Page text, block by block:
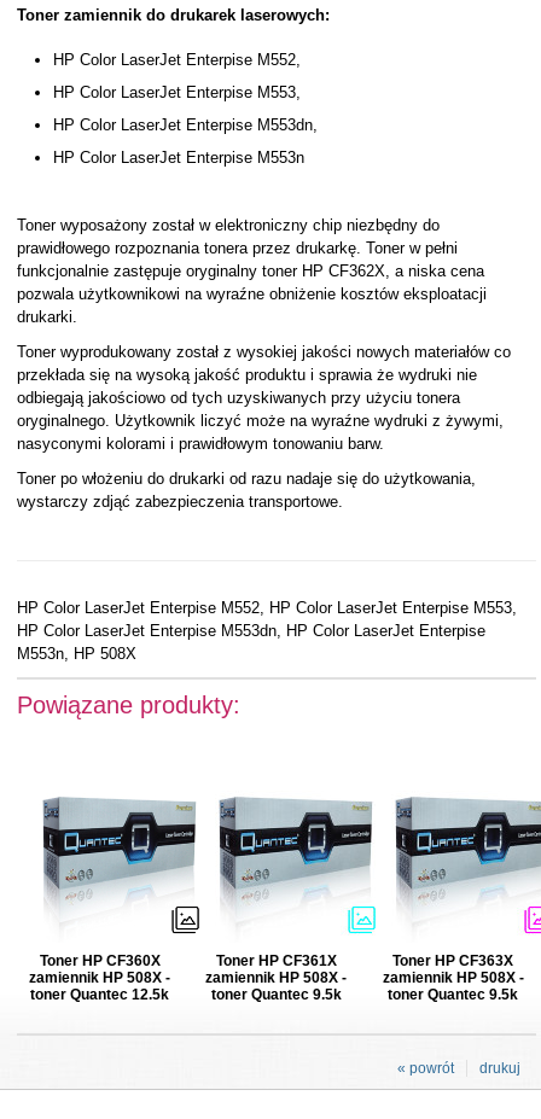
Toner zamiennik do drukarek laserowych:
HP Color LaserJet Enterpise M552,
HP Color LaserJet Enterpise M553,
HP Color LaserJet Enterpise M553dn,
HP Color LaserJet Enterpise M553n
Toner wyposażony został w elektroniczny chip niezbędny do
prawidłowego rozpoznania tonera przez drukarkę. Toner w pełni
funkcjonalnie zastępuje oryginalny toner HP CF362X, a niska cena
pozwala użytkownikowi na wyraźne obniżenie kosztów eksploatacji
drukarki.
Toner wyprodukowany został z wysokiej jakości nowych materiałów co
przekłada się na wysoką jakość produktu i sprawia że wydruki nie
odbiegają jakościowo od tych uzyskiwanych przy użyciu tonera
oryginalnego. Użytkownik liczyć może na wyraźne wydruki z żywymi,
nasyconymi kolorami i prawidłowym tonowaniu barw.
Toner po włożeniu do drukarki od razu nadaje się do użytkowania,
wystarczy zdjąć zabezpieczenia transportowe.
HP Color LaserJet Enterpise M552, HP Color LaserJet Enterpise M553,
HP Color LaserJet Enterpise M553dn, HP Color LaserJet Enterpise
M553n, HP 508X
Powiązane produkty:
Toner HP CF360X
zamiennik HP 508X -
toner Quantec 12.5k
Toner HP CF361X
zamiennik HP 508X -
toner Quantec 9.5k
Toner HP CF363X
zamiennik HP 508X -
toner Quantec 9.5k
drukuj
« powrót